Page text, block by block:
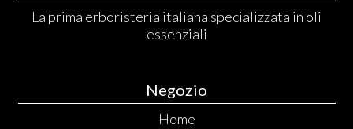
La prima erboristeria italiana specializzata in oli
essenziali
Negozio
Home